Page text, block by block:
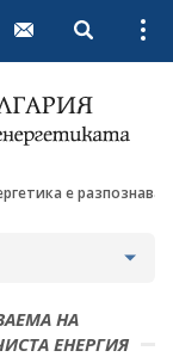
Open
е
НА
ЕНЕРГИЯ